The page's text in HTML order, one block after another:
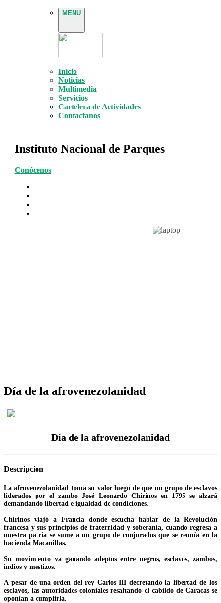
MENU
Inicio
Noticias
Multimedia
Servicios
Cartelera de Actividades
Contactanos
Instituto Nacional de Parques
Conócenos
Día de la afrovenezolanidad
Día de la afrovenezolanidad
Descripcion
La afrovenezolanidad toma su valor luego de que un grupo de esclavos
liderados por el zambo José Leonardo Chirinos en 1795 se alzará
demandando libertad e igualdad de condiciones.
Chirinos viajó a Francia donde escucha hablar de la Revolución
francesa y sus principios de fraternidad y soberanía, cuando regresa a
nuestra patria se sume a un grupo de conjurados que se reunía en la
hacienda Macanillas.
Su movimiento va ganando adeptos entre negros, esclavos, zambos,
indios y mestizos.
A pesar de una orden del rey Carlos III decretando la libertad de los
esclavos, las autoridades coloniales resaltando el cabildo de Caracas se
oponían a cumplirla.